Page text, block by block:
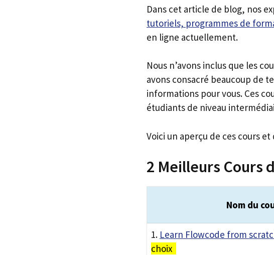
Dans cet article de blog, nos
tutoriels, programmes de
en ligne actuellement.
Nous n’avons inclus que les
avons consacré beaucoup de
informations pour vous. Ces
étudiants de niveau
Voici un aperçu de ces cours
2 Meilleurs Cours
Nom du
1. Learn Flowcode from
choix